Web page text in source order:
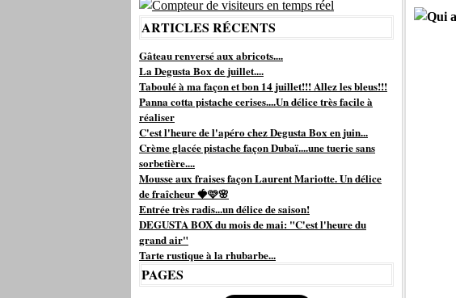
ARTICLES RÉCENTS
Gâteau renversé aux abricots....
La Degusta Box de juillet....
Taboulé à ma façon et bon 14 juillet!!! Allez les bleus!!!
Panna cotta pistache cerises....Un délice très facile à
réaliser
C'est l'heure de l'apéro chez Degusta Box en juin...
Crème glacée pistache façon Dubaï....une tuerie sans
sorbetière....
Mousse aux fraises façon Laurent Mariotte. Un délice
de fraîcheur 🍓🩷🌸
Entrée très radis...un délice de saison!
DEGUSTA BOX du mois de mai: "C'est l'heure du
grand air"
Tarte rustique à la rhubarbe...
PAGES